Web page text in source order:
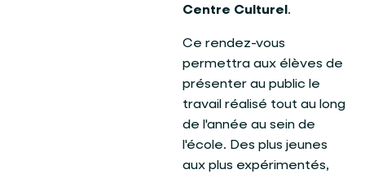
Centre Culturel .
Ce rendez-vous
permettra aux élèves de
présenter au public le
travail réalisé tout au long
de l'année au sein de
l'école. Des plus jeunes
aux plus expérimentés,